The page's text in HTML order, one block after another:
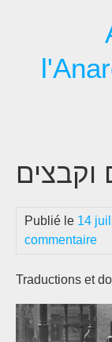
וקבצים
Publié le 14
commentaire
Traductions et